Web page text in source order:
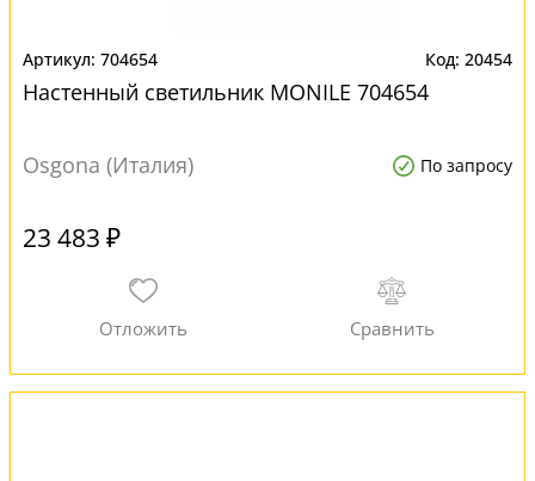
704654 20454
Настенный светильник MONILE 704654
Osgona (Италия) По запросу
23 483 ₽